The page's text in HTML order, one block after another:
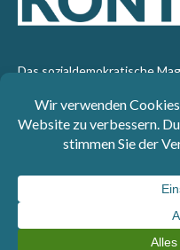
Das sozialdemokratische
Gesellschaft, Staat und
emanzipatorischen
sozialen Gerechtigkeit auf
: SPÖ-Klub -
3393 - e-mail:
Datenschutzerklärung